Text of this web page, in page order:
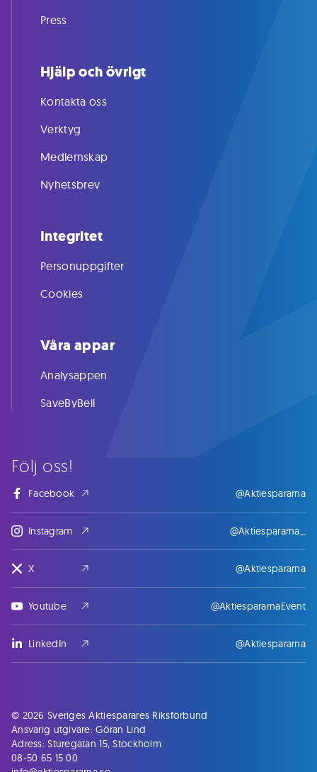
Följ oss!
Facebook @Aktiespararna
Instagram @Aktiespararna_
X @Aktiespararna
Youtube @AktiespararnaEvent
LinkedIn @Aktiespararna
Press
Hjälp och övrigt
Kontakta oss
Verktyg
Medlemskap
Nyhetsbrev
Integritet
Personuppgifter
Cookies
Våra appar
Analysappen
SaveByBell
© 2026 Sveriges Aktiesparares Riksförbund
Ansvarig utgivare: Göran Lind
Adress: Sturegatan 15, Stockholm
08-50 65 15 00